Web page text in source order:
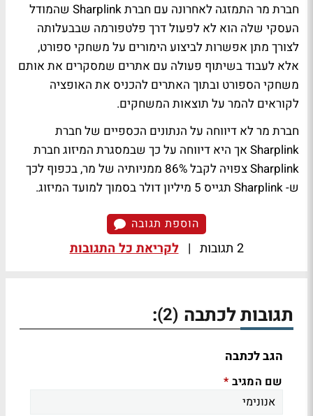
חברת מר התמזגה לאחרונה עם חברת Sharplink שהמודל
העסקי שלה הוא לא לפעול דרך פלטפורמה שבבעלותה
לצורך מתן אפשרות לביצוע הימורים על משחקי ספורט,
אלא לעבוד בשיתוף פעולה עם אתרים שמסקרים את אותם
משחקי הספורט ובתוך האתרים להכניס את האופציה
לקוראים להמר על תוצאות המשחקים.
חברת מר לא דיווחה על הנתונים הכספיים של חברת
Sharplink אך היא דיווחה על כך שבמסגרת המיזוג חברת
Sharplink צפויה לקבל 86% ממניותיה של מר, בכפוף לכך
ש- Sharplink תגייס 5 מיליון דולר בסמוך למועד המיזוג.
הוספת תגובה
2 תגובות | לקריאת כל התגובות
תגובות לכתבה (2)
:
הגב לכתבה
שם המגיב *